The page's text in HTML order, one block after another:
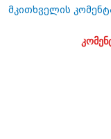
მკითხველის